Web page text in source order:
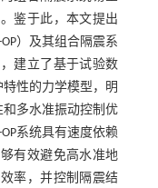
鉴于此，本文提出
）及其组合隔震系
建立了基于试验数
性的力学模型，明
和多水准振动控制优
系统具有速度依赖
有效避免高水准地
率，并控制隔震结